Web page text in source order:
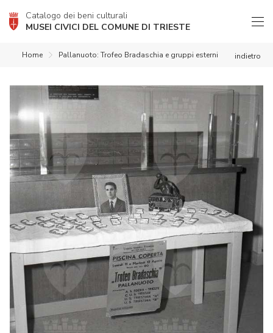
Catalogo dei beni culturali
MUSEI CIVICI DEL COMUNE DI TRIESTE
indietro
Home Pallanuoto: Trofeo Bradaschia e gruppi esterni